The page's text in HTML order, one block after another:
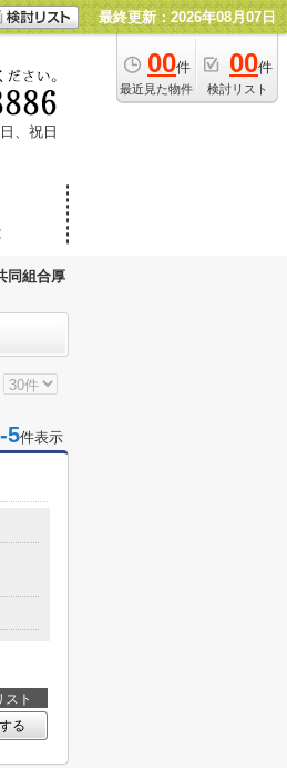
最終更新：2026年08月07日
00件
最近見た物件
00件
検討リスト
、祝日
同組合厚
件表示
スト
る